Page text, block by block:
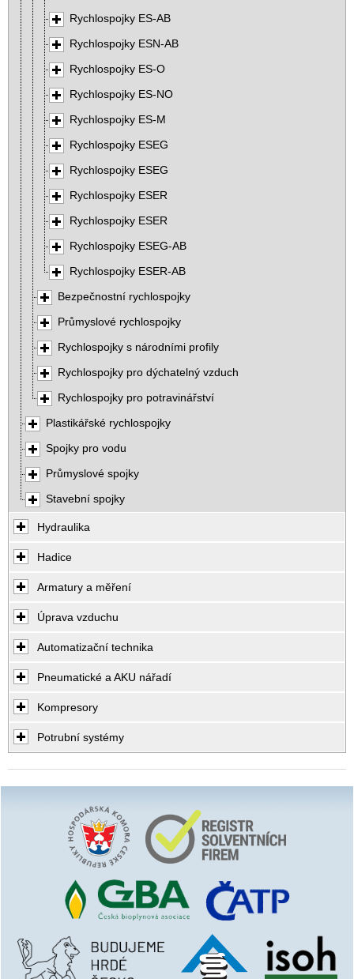
Rychlospojky ES-AB
Rychlospojky ESN-AB
Rychlospojky ES-O
Rychlospojky ES-NO
Rychlospojky ES-M
Rychlospojky ESEG
Rychlospojky ESEG
Rychlospojky ESER
Rychlospojky ESER
Rychlospojky ESEG-AB
Rychlospojky ESER-AB
Bezpečnostní rychlospojky
Průmyslové rychlospojky
Rychlospojky s národními profily
Rychlospojky pro dýchatelný vzduch
Rychlospojky pro potravinářství
Plastikářské rychlospojky
Spojky pro vodu
Průmyslové spojky
Stavební spojky
Hydraulika
Hadice
Armatury a měření
Úprava vzduchu
Automatizační technika
Pneumatické a AKU nářadí
Kompresory
Potrubní systémy